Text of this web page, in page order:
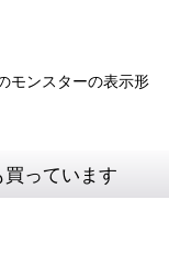
モンスターの表示形
っています